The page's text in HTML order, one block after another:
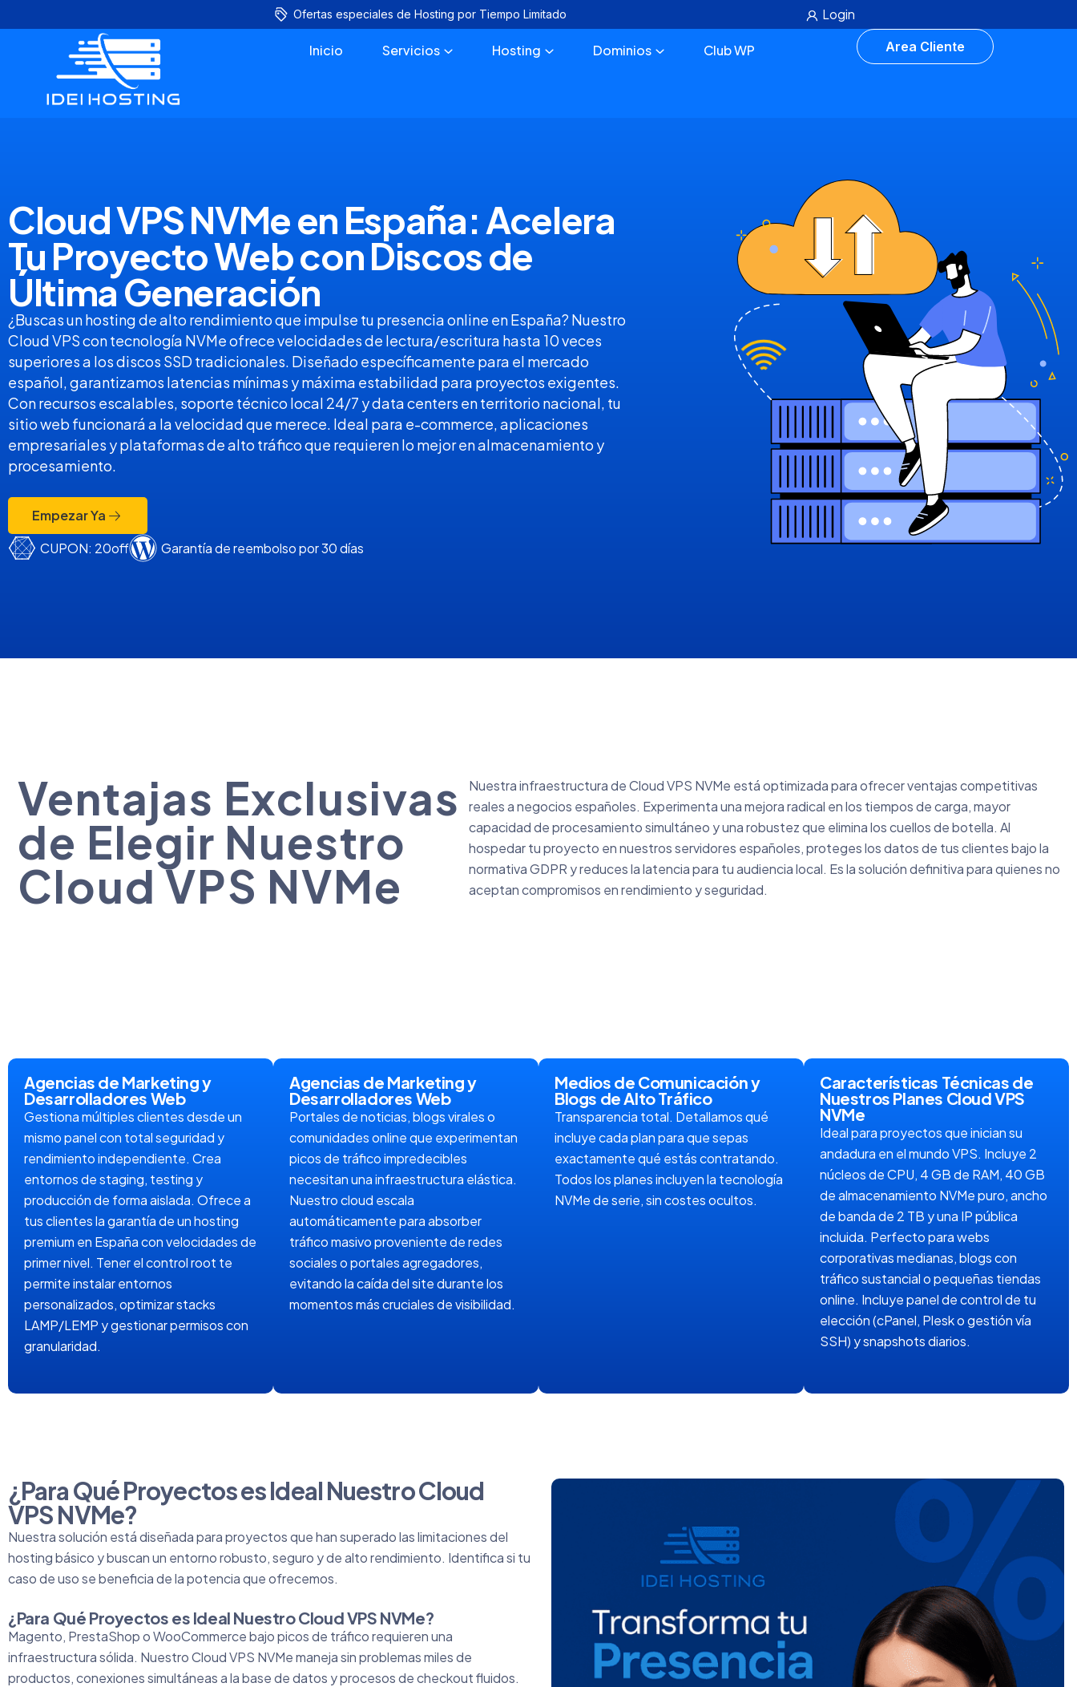
Ofertas especiales de Hosting por Tiempo Limitado Login
Inicio Servicios Hosting Dominios Club WP Area Cliente
Cloud VPS NVMe en España: Acelera
Tu Proyecto Web con Discos de
Última Generación
¿Buscas un hosting de alto rendimiento que impulse tu presencia online en España? Nuestro
Cloud VPS con tecnología NVMe ofrece velocidades de lectura/escritura hasta 10 veces
superiores a los discos SSD tradicionales. Diseñado específicamente para el mercado
español, garantizamos latencias mínimas y máxima estabilidad para proyectos exigentes.
Con recursos escalables, soporte técnico local 24/7 y data centers en territorio nacional, tu
sitio web funcionará a la velocidad que merece. Ideal para e-commerce, aplicaciones
empresariales y plataformas de alto tráfico que requieren lo mejor en almacenamiento y
procesamiento.
Empezar Ya
CUPON: 20off
Garantía de reembolso por 30 días
Ventajas Exclusivas
de Elegir Nuestro
Cloud VPS NVMe
Nuestra infraestructura de Cloud VPS NVMe está optimizada para ofrecer ventajas competitivas
reales a negocios españoles. Experimenta una mejora radical en los tiempos de carga, mayor
capacidad de procesamiento simultáneo y una robustez que elimina los cuellos de botella. Al
hospedar tu proyecto en nuestros servidores españoles, proteges los datos de tus clientes bajo la
normativa GDPR y reduces la latencia para tu audiencia local. Es la solución definitiva para quienes no
aceptan compromisos en rendimiento y seguridad.
Agencias de Marketing y
Desarrolladores Web
Gestiona múltiples clientes desde un
mismo panel con total seguridad y
rendimiento independiente. Crea
entornos de staging, testing y
producción de forma aislada. Ofrece a
tus clientes la garantía de un hosting
premium en España con velocidades de
primer nivel. Tener el control root te
permite instalar entornos
personalizados, optimizar stacks
LAMP/LEMP y gestionar permisos con
granularidad.
Agencias de Marketing y
Desarrolladores Web
Portales de noticias, blogs virales o
comunidades online que experimentan
picos de tráfico impredecibles
necesitan una infraestructura elástica.
Nuestro cloud escala
automáticamente para absorber
tráfico masivo proveniente de redes
sociales o portales agregadores,
evitando la caída del site durante los
momentos más cruciales de visibilidad.
Medios de Comunicación y
Blogs de Alto Tráfico
Transparencia total. Detallamos qué
incluye cada plan para que sepas
exactamente qué estás contratando.
Todos los planes incluyen la tecnología
NVMe de serie, sin costes ocultos.
Características Técnicas de
Nuestros Planes Cloud VPS
NVMe
Ideal para proyectos que inician su
andadura en el mundo VPS. Incluye 2
núcleos de CPU, 4 GB de RAM, 40 GB
de almacenamiento NVMe puro, ancho
de banda de 2 TB y una IP pública
incluida. Perfecto para webs
corporativas medianas, blogs con
tráfico sustancial o pequeñas tiendas
online. Incluye panel de control de tu
elección (cPanel, Plesk o gestión vía
SSH) y snapshots diarios.
¿Para Qué Proyectos es Ideal Nuestro Cloud
VPS NVMe?
Nuestra solución está diseñada para proyectos que han superado las limitaciones del
hosting básico y buscan un entorno robusto, seguro y de alto rendimiento. Identifica si tu
caso de uso se beneficia de la potencia que ofrecemos.
¿Para Qué Proyectos es Ideal Nuestro Cloud VPS NVMe?
Magento, PrestaShop o WooCommerce bajo picos de tráfico requieren una
infraestructura sólida. Nuestro Cloud VPS NVMe maneja sin problemas miles de
productos, conexiones simultáneas a la base de datos y procesos de checkout fluidos.